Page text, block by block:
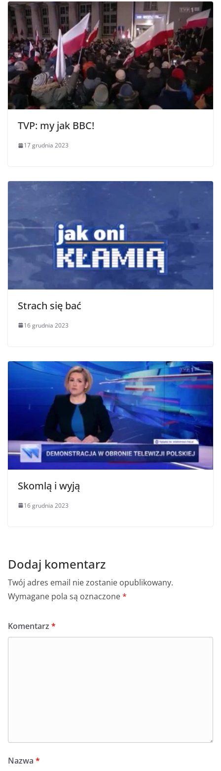
TVP: my jak BBC!
17 grudnia 2023
Strach się bać
16 grudnia 2023
Skomlą i wyją
16 grudnia 2023
Dodaj komentarz
Twój adres email nie zostanie opublikowany.
Wymagane pola są oznaczone*
Komentarz *
Nazwa *